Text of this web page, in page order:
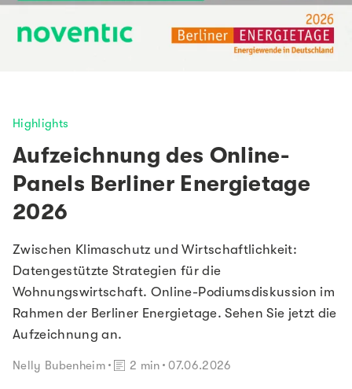
Highlights
Aufzeichnung des Online-
Panels Berliner Energietage
2026
Zwischen Klimaschutz und Wirtschaftlichkeit:
Datengestützte Strategien für die
Wohnungswirtschaft. Online-Podiumsdiskussion im
Rahmen der Berliner Energietage. Sehen Sie jetzt die
Aufzeichnung an.
Nelly Bubenheim Lesedauer:
2 min 07.06.2026